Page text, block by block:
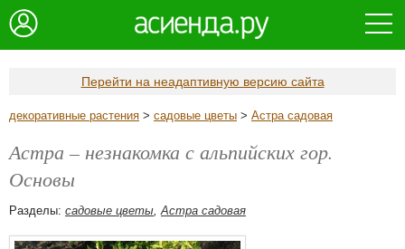
Перейти на неадаптивную версию сайта
декоративные растения > садовые цветы > Астра садовая
Астра – незнакомка с альпийских гор.
Основы
Разделы: садовые цветы,Астра садовая